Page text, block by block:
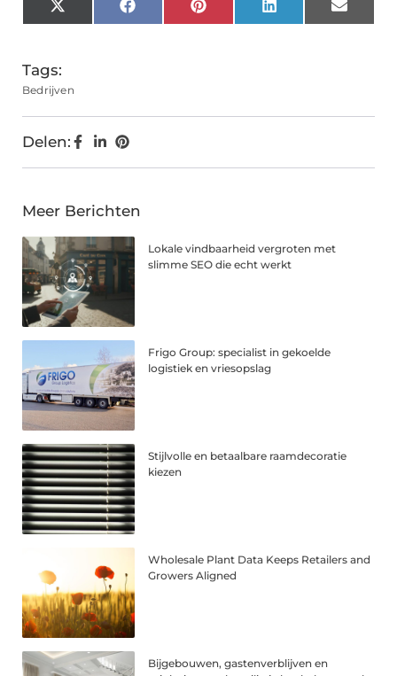
X
(Twitter)
FacebookPinterestLinkedInEmail
Tags:
Bedrijven
Delen:
Meer Berichten
Lokale vindbaarheid vergroten met
slimme SEO die echt werkt
Frigo Group: specialist in gekoelde
logistiek en vriesopslag
Stijlvolle en betaalbare raamdecoratie
kiezen
Wholesale Plant Data Keeps Retailers and
Growers Aligned
Bijgebouwen, gastenverblijven en